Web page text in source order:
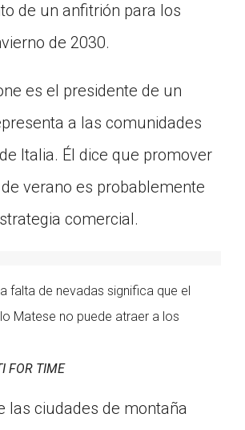
de un anfitrión para los
de 2030.
es el presidente de un
a las comunidades
Italia. Él dice que promover
verano es probablemente
comercial.
falta de nevadas significa que el
Matese no puede atraer a los
FOR TIME
las ciudades de montaña